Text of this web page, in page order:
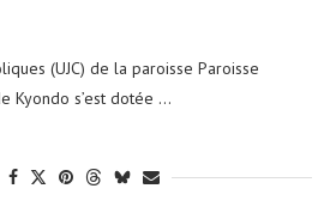
(UJC) de la paroisse Paroisse
Kyondo s’est dotée …